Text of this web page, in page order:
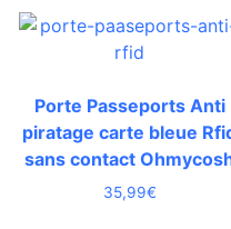
Porte Passeports Anti
piratage carte bleue
sans contact
35,99€